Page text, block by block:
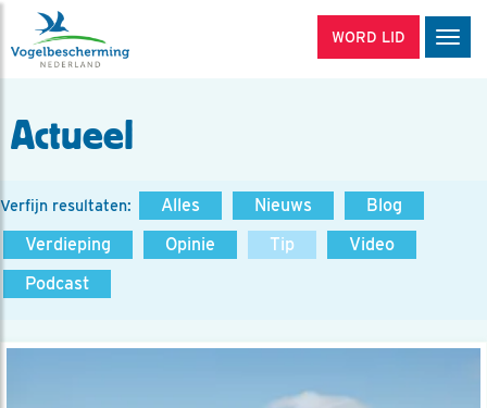
WORD LID
Actueel
Verfijn resultaten: Alles Nieuws
Blog
Verdieping
Opinie Tip
Video
Podcast